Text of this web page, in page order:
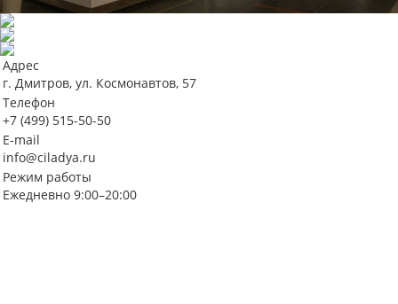
Адрес
г. Дмитров, ул. Космонавтов, 57
Телефон
+7 (499) 515-50-50
E-mail
info@ciladya.ru
Режим работы
Ежедневно 9:00–20:00